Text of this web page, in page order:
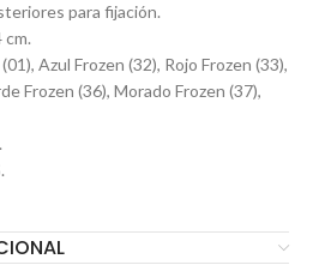
para fijación.
cm.
Azul Frozen (32), Rojo Frozen (33),
Frozen (36), Morado Frozen (37),